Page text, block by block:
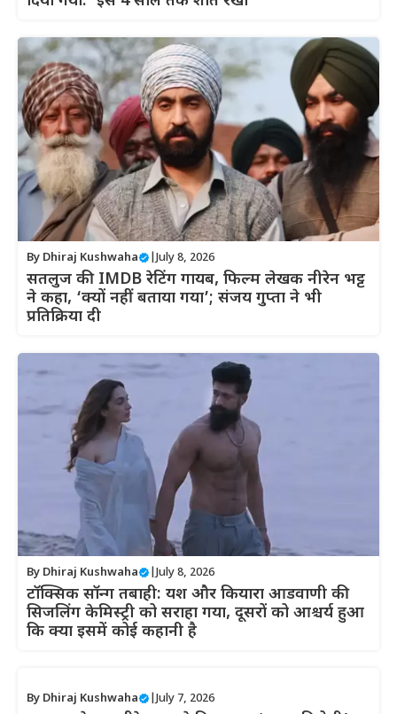
By Dhiraj Kushwaha July 8, 2026
सतलुज की IMDB रेटिंग गायब, फिल्म लेखक नीरेन भट्ट
ने कहा, ‘क्यों नहीं बताया गया’; संजय गुप्ता ने भी
प्रतिक्रिया दी
By Dhiraj Kushwaha July 8, 2026
टॉक्सिक सॉन्ग तबाही: यश और कियारा आडवाणी की
सिजलिंग केमिस्ट्री को सराहा गया, दूसरों को आश्चर्य हुआ
कि क्या इसमें कोई कहानी है
By Dhiraj Kushwaha July 7, 2026